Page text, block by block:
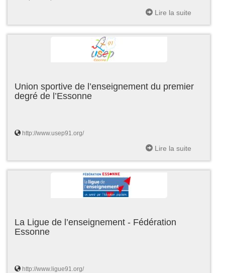
Lire la suite
Union sportive de l’enseignement du premier
degré de l’Essonne
http://www.usep91.org/
Lire la suite
La Ligue de l’enseignement - Fédération
Essonne
http://www.ligue91.org/